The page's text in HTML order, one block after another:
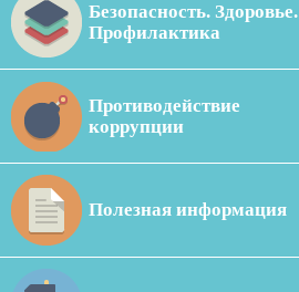
Безопасность. Здоровье.
Профилактика
Противодействие
коррупции
Полезная информация